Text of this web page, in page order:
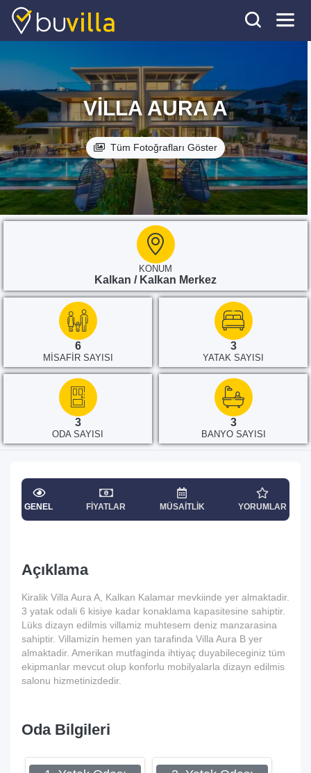
VILLA AURA A
Tüm Fotoğrafları Göster
KONUM
Kalkan / Kalkan Merkez
6
MISAFIR SAYISI
3
YATAK SAYISI
3
ODA SAYISI
3
BANYO SAYISI
GENEL FIYATLAR MÜSAITLIK YORUMLAR
Açıklama
Kiralik Villa Aura A, Kalkan Kalamar mevkiinde yer almaktadir.
3 yatak odali 6 kisiye kadar konaklama kapasitesine sahiptir.
Lüks dizayn edilmis villamiz muhtesem deniz manzarasina
sahiptir. Villamizin hemen yan tarafinda Villa Aura B yer
almaktadir. Amerikan mutfaginda ihtiyaç duyabileceginiz tüm
ekipmanlar mevcut olup konforlu mobilyalarla dizayn edilmis
salonu hizmetinizdedir.
Oda Bilgileri